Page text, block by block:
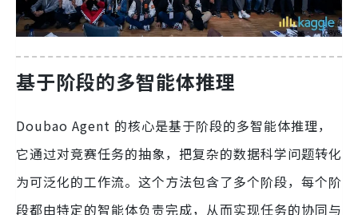
基于阶段的多智能体推理
Doubao Agent 的核心是基于阶段的多智能体推理，
它通过对竞赛任务的抽象，把复杂的数据科学问题转化
为可泛化的工作流。这个方法包含了多个阶段，每个阶
段都由特定的智能体负责完成，从而实现任务的协同与